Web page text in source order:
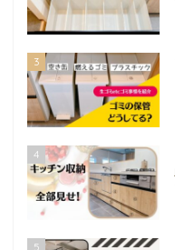
3
4
5